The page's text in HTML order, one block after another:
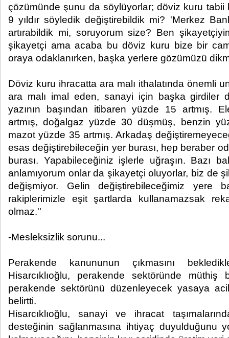
çözümünde şunu da söylüyorlar; döviz kuru
9 yıldır söyledik değiştirebildik mi? 'Merkez
artırabildik mi, soruyorum size? Ben
şikayetçi ama acaba bu döviz kuru bize bir
oraya odaklanırken, başka yerlere gözümüzü
Döviz kuru ihracatta ara malı ithalatında önemli
ara malı imal eden, sanayi için başka girdiler
yazının başından itibaren yüzde 15 artmış.
artmış, doğalgaz yüzde 30 düşmüş, benzin
mazot yüzde 35 artmış. Arkadaş
esas değiştirebileceğin yer burası, hep beraber
burası. Yapabileceğiniz işlerle uğraşın. Bazı
anlamıyorum onlar da şikayetçi oluyorlar, biz de
değişmiyor. Gelin değiştirebileceğimiz yere
rakiplerimizle eşit şartlarda kullanamazsak
olmaz.''
-Mesleksizlik sorunu...
Perakende kanununun çıkmasını
Hisarcıklıoğlu, perakende sektöründe müthiş
perakende sektörünü düzenleyecek yasaya
belirtti.
Hisarcıklıoğlu, sanayi ve ihracat
desteğinin sağlanmasına ihtiyaç duyulduğunu